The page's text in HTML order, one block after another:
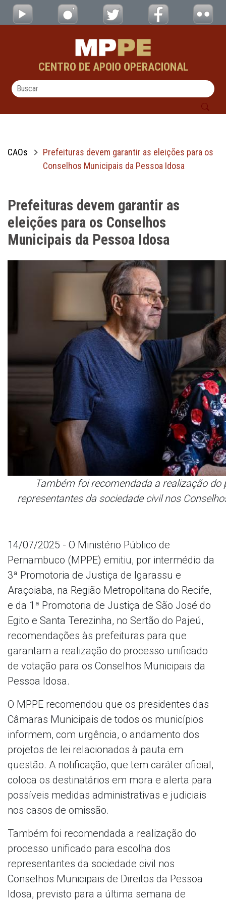
Pular para o Conteúdo principal
Prefeituras devem garantir as eleições
CENTRO DE APOIO OPERACIONAL
CAOs
Prefeituras devem garantir as eleições para os
Conselhos Municipais da Pessoa Idosa
Prefeituras devem garantir as
eleições para os Conselhos
Municipais da Pessoa Idosa
Também foi recomendada a realização
representantes da sociedade civil nos
14/07/2025 - O Ministério Público de
Pernambuco (MPPE) emitiu, por intermédio da
3ª Promotoria de Justiça de Igarassu e
Araçoiaba, na Região Metropolitana do Recife,
e da 1ª Promotoria de Justiça de São José do
Egito e Santa Terezinha, no Sertão do Pajeú,
recomendações às prefeituras para que
garantam a realização do processo unificado
de votação para os Conselhos Municipais da
Pessoa Idosa.
O MPPE recomendou que os presidentes das
Câmaras Municipais de todos os municípios
informem, com urgência, o andamento dos
projetos de lei relacionados à pauta em
questão. A notificação, que tem caráter oficial,
coloca os destinatários em mora e alerta para
possíveis medidas administrativas e judiciais
nos casos de omissão.
Também foi recomendada a realização do
processo unificado para escolha dos
representantes da sociedade civil nos
Conselhos Municipais de Direitos da Pessoa
Idosa, previsto para a última semana de